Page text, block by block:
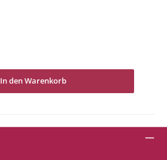
In den Warenkorb